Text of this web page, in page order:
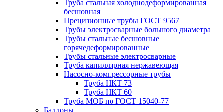
Труба стальная холоднодеформированная
бесшовная
Прецизионные трубы ГОСТ 9567
Трубы электросварные большого диаметра
Трубы стальные бесшовные
горячедеформированные
Трубы стальные электросварные
Труба капиллярная нержавеющая
Насосно-компрессорные трубы
Труба НКТ 73
Труба НКТ 60
Труба МОБ по ГОСТ 15040-77
Баллоны